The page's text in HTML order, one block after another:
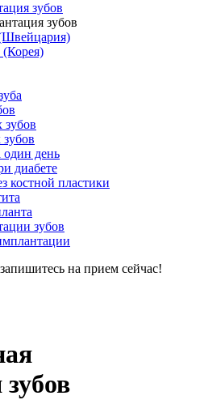
зубов
зубов
один день
диабете
костной пластики
зубов
на прием сейчас!